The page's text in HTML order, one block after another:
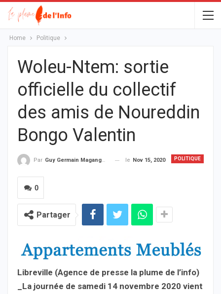
Home Politique
Woleu-Ntem: sortie
officielle du collectif
des amis de Noureddin
Bongo Valentin
POLITIQUE
Par Guy Germain Maganga Nziengui le Nov 15, 2020
0
Partager
Libreville (Agence de presse la plume de l’info)
_La journée de samedi 14 novembre 2020 vient